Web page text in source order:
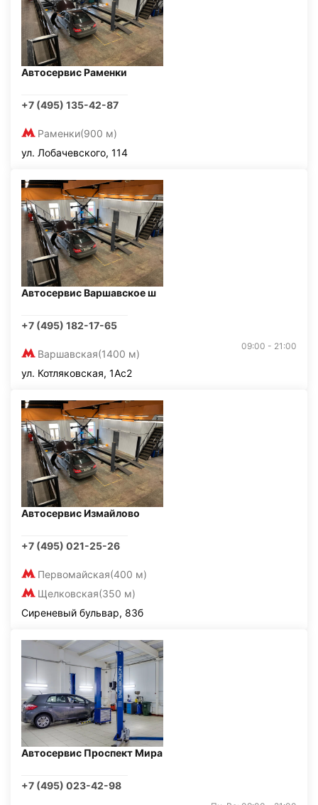
Автосервис Раменки
+7 (495) 135-42-87
Раменки(900 м)
ул. Лобачевского, 114
Автосервис Варшавское ш
+7 (495) 182-17-65
Варшавская(1400 м)
09:00 - 21:00
ул. Котляковская, 1Ас2
Автосервис Измайлово
+7 (495) 021-25-26
Первомайская(400 м)
Щелковская(350 м)
Сиреневый бульвар, 83б
Автосервис Проспект Мира
+7 (495) 023-42-98